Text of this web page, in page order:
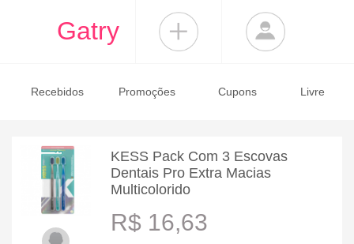
Gatry
Recebidos Promoções Cupons Livre
KESS Pack Com 3 Escovas
Dentais Pro Extra Macias
Multicolorido
R$ 16,63